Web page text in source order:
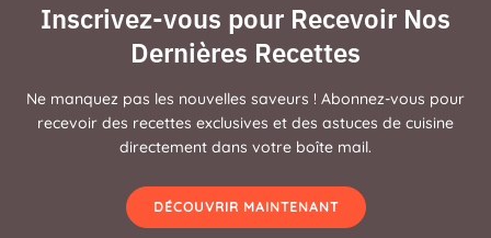
Inscrivez-vous pour Recevoir Nos
Dernières Recettes
Ne manquez pas les nouvelles saveurs ! Abonnez-vous pour
recevoir des recettes exclusives et des astuces de cuisine
directement dans votre boîte mail.
DÉCOUVRIR MAINTENANT